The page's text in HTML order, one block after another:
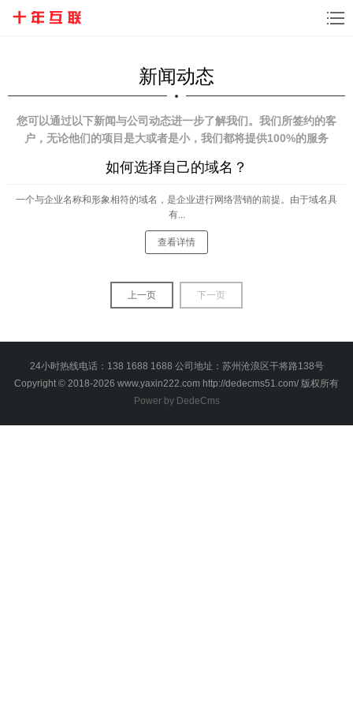
新闻动态
您可以通过以下新闻与公司动态进一步了解我们。我们所签约的客
户，无论他们的项目是大或者是小，我们都将提供100%的服务
如何选择自己的域名？
一个与企业名称和形象相符的域名，是企业进行网络营销的前提。由于域名具
有...
查看详情
上一页 下一页
24小时热线电话：138 1688 1688 公司地址：苏州沧浪区干将路138号
Copyright © 2018-2026 www.yaxin222.com http://dedecms51.com/ 版权所有
Power by DedeCms